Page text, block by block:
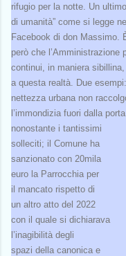
rifugio per la notte. Un
di umanità” come si legge
Facebook di don Massimo.
però che l’Amministrazione
continui, in maniera
a questa realtà. Due
nettezza urbana non
l’immondizia fuori dalla
nonostante i tantissimi
solleciti; il Comune ha
sanzionato con 20mila
euro la Parrocchia per
il mancato rispetto di
un altro atto del 2022
con il quale si dichiarava
l’inagibilità degli
spazi della canonica e